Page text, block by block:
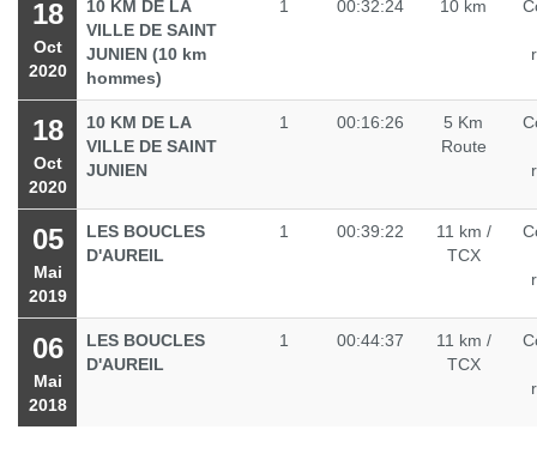
18
Oct
2020
10 KM DE LA
VILLE DE SAINT
JUNIEN (10 km
hommes)
1 00:32:24 10 km
18
Oct
2020
10 KM DE LA
VILLE DE SAINT
JUNIEN
1 00:16:26
5 Km
Route
05
Mai
2019
LES BOUCLES
D'AUREIL
1 00:39:22
11 km /
TCX
06
Mai
2018
LES BOUCLES
D'AUREIL
1 00:44:37
11 km /
TCX